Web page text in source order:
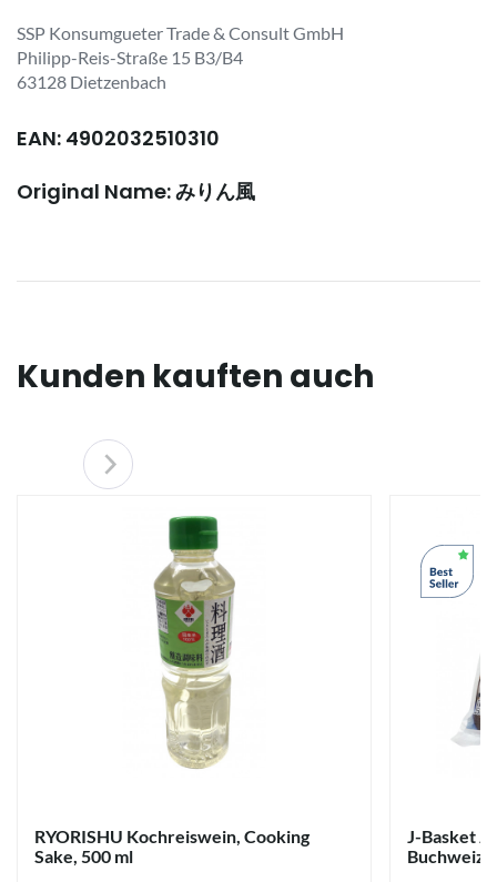
SSP Konsumgueter Trade & Consult GmbH
Philipp-Reis-Straße 15 B3/B4
63128 Dietzenbach
EAN: 4902032510310
Original Name: みりん風
Kunden kauften auch
RYORISHU Kochreiswein, Cooking
Sake, 500 ml
J-Basket